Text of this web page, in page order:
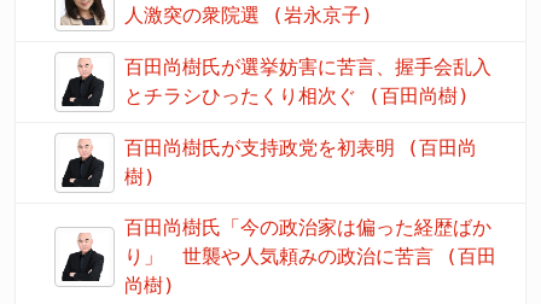
人激突の衆院選 (岩永京子)
百田尚樹氏が選挙妨害に苦言、握手会乱入
とチラシひったくり相次ぐ (百田尚樹)
百田尚樹氏が支持政党を初表明 (百田尚
樹)
百田尚樹氏「今の政治家は偏った経歴ばか
り」 世襲や人気頼みの政治に苦言 (百田
尚樹)